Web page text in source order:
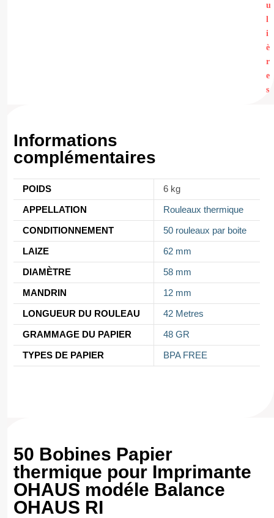
u
l
i
è
r
e
s
Informations
complémentaires
POIDS 6 kg
APPELLATION Rouleaux thermique
CONDITIONNEMENT 50 rouleaux par boite
LAIZE 62 mm
DIAMÈTRE 58 mm
MANDRIN 12 mm
LONGUEUR DU ROULEAU 42 Metres
GRAMMAGE DU PAPIER 48 GR
TYPES DE PAPIER BPA FREE
50 Bobines Papier
thermique pour Imprimante
OHAUS modéle Balance
OHAUS RI